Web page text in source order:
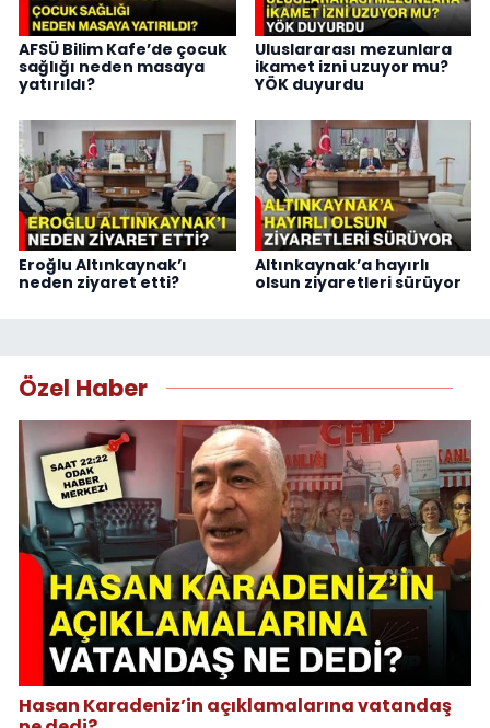
AFSÜ Bilim Kafe’de çocuk
sağlığı neden masaya
yatırıldı?
Uluslararası mezunlara
ikamet izni uzuyor mu?
YÖK duyurdu
Eroğlu Altınkaynak’ı
neden ziyaret etti?
Altınkaynak’a hayırlı
olsun ziyaretleri sürüyor
Özel Haber
Hasan Karadeniz’in açıklamalarına vatandaş